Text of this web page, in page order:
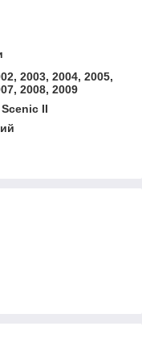
2003, 2004, 2005,
2008, 2009
II